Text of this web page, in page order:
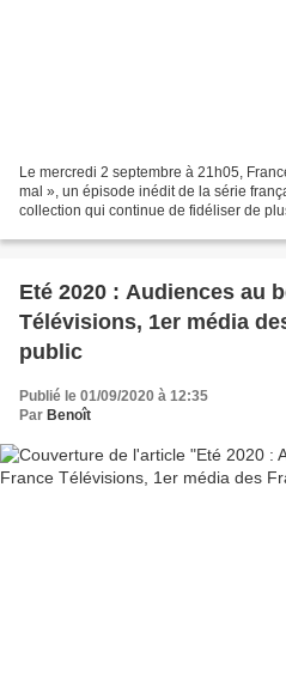
Le mercredi 2 septembre à 21h05,
mal », un épisode inédit de la série
collection qui continue de fidéliser de
Eté 2020 : Audiences au
Télévisions, 1er média
public
Publié le 01/09/2020 à 12:35
Par Benoît